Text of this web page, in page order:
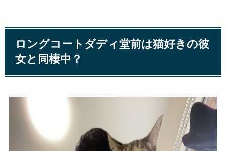
ロングコートダディ堂前は猫好きの彼
女と同棲中？